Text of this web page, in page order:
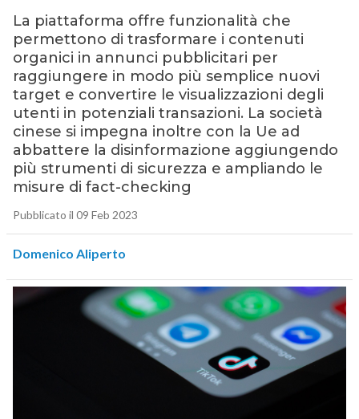
La piattaforma offre funzionalità che
permettono di trasformare i contenuti
organici in annunci pubblicitari per
raggiungere in modo più semplice nuovi
target e convertire le visualizzazioni degli
utenti in potenziali transazioni. La società
cinese si impegna inoltre con la Ue ad
abbattere la disinformazione aggiungendo
più strumenti di sicurezza e ampliando le
misure di fact-checking
Pubblicato il 09 Feb 2023
Domenico Aliperto